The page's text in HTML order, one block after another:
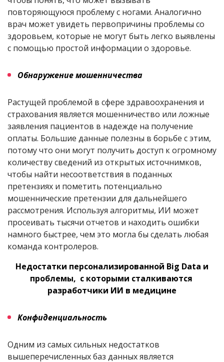
повторяющуюся проблему с ногами. Аналогично
врач может увидеть первопричины проблемы со
здоровьем, которые не могут быть легко выявлены
с помощью простой информации о здоровье.
Обнаружение мошенничества
Растущей проблемой в сфере здравоохранения и
страхования является мошенничество или ложные
заявления пациентов в надежде на получение
оплаты. Большие данные полезны в борьбе с этим,
потому что они могут получить доступ к огромному
количеству сведений из открытых источнимков,
чтобы найти несоответствия в поданных
претензиях и пометить потенциально
мошеннические претензии для дальнейшего
рассмотрения. Используя алгоритмы, ИИ может
просеивать тысячи отчетов и находить ошибки
намного быстрее, чем это могла бы сделать любая
команда контролеров.
Недостатки персонализированной Big Data и
проблемы, с которыми сталкиваются
разработчики ИИ в медицине
Конфиденциальность
Одним из самых сильных недостатков
вышеперечисленных баз данных является